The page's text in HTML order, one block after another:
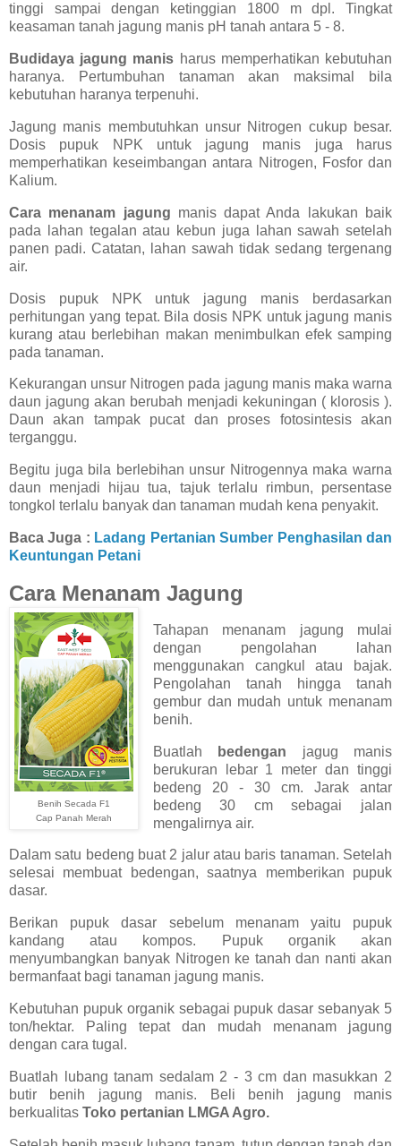
tinggi sampai dengan ketinggian 1800 m dpl. Tingkat
keasaman tanah jagung manis pH tanah antara 5 - 8.
Budidaya jagung manis harus memperhatikan kebutuhan
haranya. Pertumbuhan tanaman akan maksimal bila
kebutuhan haranya terpenuhi.
Jagung manis membutuhkan unsur Nitrogen cukup besar.
Dosis pupuk NPK untuk jagung manis juga harus
memperhatikan keseimbangan antara Nitrogen, Fosfor dan
Kalium.
Cara menanam jagung manis dapat Anda lakukan baik
pada lahan tegalan atau kebun juga lahan sawah setelah
panen padi. Catatan, lahan sawah tidak sedang tergenang
air.
Dosis pupuk NPK untuk jagung manis berdasarkan
perhitungan yang tepat. Bila dosis NPK untuk jagung manis
kurang atau berlebihan makan menimbulkan efek samping
pada tanaman.
Kekurangan unsur Nitrogen pada jagung manis maka warna
daun jagung akan berubah menjadi kekuningan ( klorosis ).
Daun akan tampak pucat dan proses fotosintesis akan
terganggu.
Begitu juga bila berlebihan unsur Nitrogennya maka warna
daun menjadi hijau tua, tajuk terlalu rimbun, persentase
tongkol terlalu banyak dan tanaman mudah kena penyakit.
Baca Juga : Ladang Pertanian Sumber Penghasilan dan
Keuntungan Petani
Cara Menanam Jagung
Benih Secada F1
Cap Panah Merah
Tahapan menanam jagung mulai
dengan pengolahan lahan
menggunakan cangkul atau bajak.
Pengolahan tanah hingga tanah
gembur dan mudah untuk menanam
benih.
Buatlah bedengan jagug manis
berukuran lebar 1 meter dan tinggi
bedeng 20 - 30 cm. Jarak antar
bedeng 30 cm sebagai jalan
mengalirnya air.
Dalam satu bedeng buat 2 jalur atau baris tanaman. Setelah
selesai membuat bedengan, saatnya memberikan pupuk
dasar.
Berikan pupuk dasar sebelum menanam yaitu pupuk
kandang atau kompos. Pupuk organik akan
menyumbangkan banyak Nitrogen ke tanah dan nanti akan
bermanfaat bagi tanaman jagung manis.
Kebutuhan pupuk organik sebagai pupuk dasar sebanyak 5
ton/hektar. Paling tepat dan mudah menanam jagung
dengan cara tugal.
Buatlah lubang tanam sedalam 2 - 3 cm dan masukkan 2
butir benih jagung manis. Beli benih jagung manis
berkualitas Toko pertanian LMGA Agro.